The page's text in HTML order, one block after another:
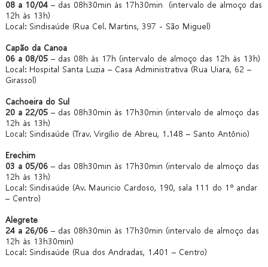
08 a 10/04 – das 08h30min às 17h30min (intervalo de almoço das
12h às 13h)
Local: Sindisaúde (Rua Cel. Martins, 397 - São Miguel)
Capão da Canoa
06 a 08/05 – das 08h às 17h (intervalo de almoço das 12h às 13h)
Local: Hospital Santa Luzia – Casa Administrativa (Rua Uiara, 62 –
Girassol)
Cachoeira do Sul
20 a 22/05 – das 08h30min às 17h30min (intervalo de almoço das
12h às 13h)
Local: Sindisaúde (Trav. Virgílio de Abreu, 1.148 – Santo Antônio)
Erechim
03 a 05/06 – das 08h30min às 17h30min (intervalo de almoço das
12h às 13h)
Local: Sindisaúde (Av. Mauricio Cardoso, 190, sala 111 do 1º andar
– Centro)
Alegrete
24 a 26/06 – das 08h30min às 17h30min (intervalo de almoço das
12h às 13h30min)
Local: Sindisaúde (Rua dos Andradas, 1.401 – Centro)